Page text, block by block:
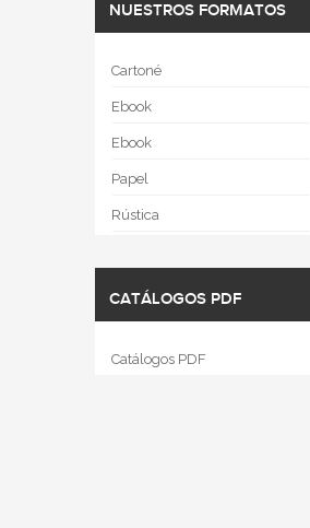
NUESTROS FORMATOS
Cartoné
Ebook
Ebook
Papel
Rústica
CATÁLOGOS PDF
Catálogos PDF